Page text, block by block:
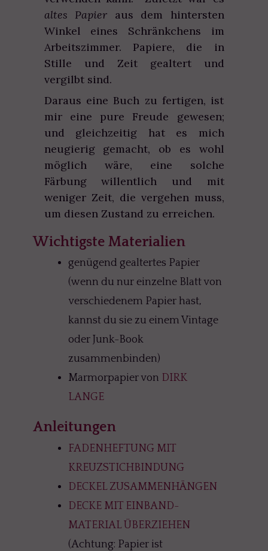
altes Papier aus dem hintersten
Winkel eines Schränkchens im
Arbeitszimmer. Papiere, die in
Stille und Zeit gealtert und
vergilbt sind.
Daraus eine Buch zu fertigen, ist
mir eine pure Freude gewesen;
und gleichzeitig hat es mich
neugierig gemacht, ob es wohl
möglich wäre, eine solche
Färbung willentlich und mit
weniger Zeit, die vergehen muss,
um diesen Zustand zu erreichen.
Wichtigste Materialien
genügend gealtertes Papier
(wenn du nur einzelne Blatt von
verschiedenem Papier hast,
kannst du sie zu einem Vintage
oder Junk-Book
zusammenbinden)
Marmorpapier von DIRK
LANGE
Anleitungen
FADENHEFTUNG MIT
KREUZSTICHBINDUNG
DECKEL ZUSAMMENHÄNGEN
DECKE MIT EINBAND-
MATERIAL ÜBERZIEHEN
(Achtung: Papier ist